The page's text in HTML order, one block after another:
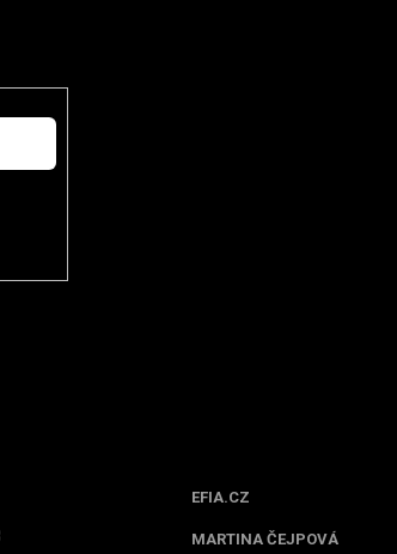
EFIA.CZ
MARTINA ČEJPOVÁ